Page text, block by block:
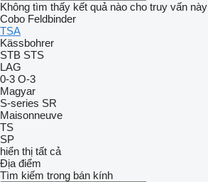
Không tìm thấy kết quả nào cho truy vấn này
Cobo Feldbinder
TSA
Kässbohrer
STB STS
LAG
0-3 O-3
Magyar
S-series SR
Maisonneuve
TS
SP
hiển thị tất cả
Địa điểm
Tìm kiếm trong bán kính